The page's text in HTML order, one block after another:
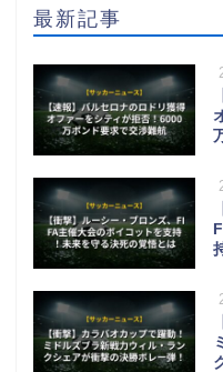
最新記事